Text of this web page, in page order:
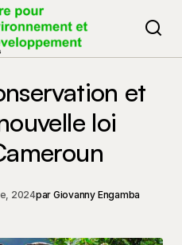
et
loi
2024par Giovanny Engamba